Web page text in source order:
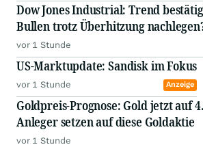
Dow Jones Industrial: Trend
Bullen trotz Überhitzung
vor 1 Stunde
US-Marktupdate: Sandisk im Fokus
vor 1 Stunde Anzeige
Goldpreis-Prognose: Gold jetzt auf
Anleger setzen auf diese Goldaktie
vor 1 Stunde